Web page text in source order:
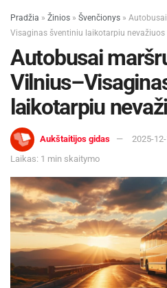
Pradžia » Žinios » Švenčionys »
Visaginas šventiniu laikotarpiu nevažiuos
Autobusai
laikotarpiu
Aukštaitijos gidas
2025-
Laikas: 1 min skaitymo